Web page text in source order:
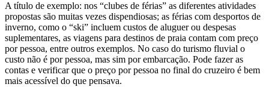
A título de exemplo: nos “clubes de férias” as diferentes atividades
propostas são muitas vezes dispendiosas; as férias com desportos de
inverno, como o “ski” incluem custos de aluguer ou despesas
suplementares, as viagens para destinos de praia contam com preço
por pessoa, entre outros exemplos. No caso do turismo fluvial o
custo não é por pessoa, mas sim por embarcação. Pode fazer as
contas e verificar que o preço por pessoa no final do cruzeiro é bem
mais acessível do que pensava.